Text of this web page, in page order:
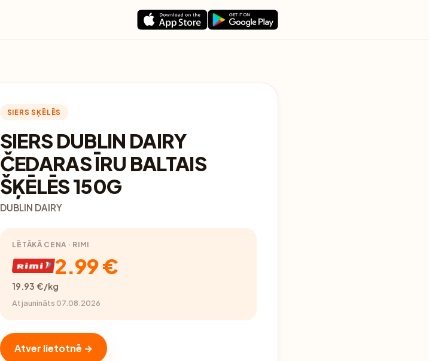
SIERS SĶĒLĒS
SIERS DUBLIN DAIRY
ČEDARAS ĪRU BALTAIS
ŠĶĒLĒS 150G
DUBLIN DAIRY
LĒTĀKĀ CENA · RIMI
2.99 €
19.93 €/kg
Atjaunināts 07.08.2026
Atver lietotnē →